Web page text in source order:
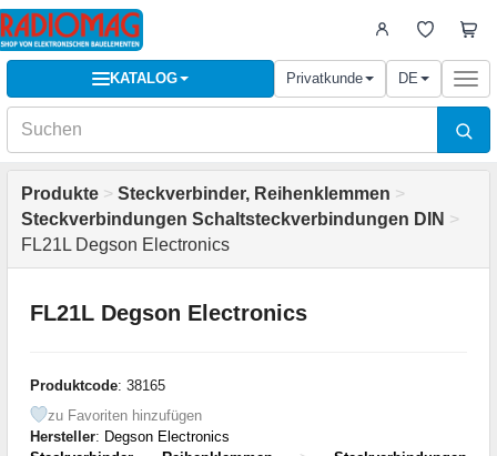
KATALOG Privatkunde DE
Produkte > Steckverbinder, Reihenklemmen >
Steckverbindungen Schaltsteckverbindungen DIN >
FL21L Degson Electronics
FL21L Degson Electronics
Produktcode: 38165
zu Favoriten hinzufügen
Hersteller: Degson Electronics